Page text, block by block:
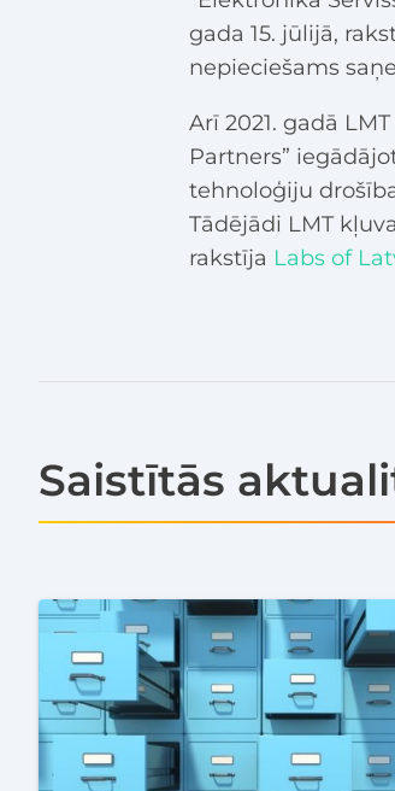
gada 15. jūlijā,
nepieciešams
Arī 2021. gadā
Partners”
tehnoloģiju
Tādējādi LMT
rakstīja Labs of
Saistītās